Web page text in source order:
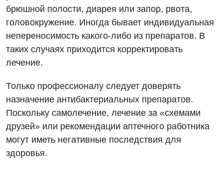
Онкологическое отделение
Ортопедия и травматология
Отделение интенсивной терапии
Отделение неотложных состояний
Офтальмологическое отделение
Педиатрическое отделение
брюшной полости, диарея или запор, рвота,
головокружение. Иногда бывает индивидуальная
непереносимость какого-либо из препаратов. В
таких случаях приходится корректировать
лечение.
Только профессионалу следует доверять
назначение антибактериальных препаратов.
Поскольку самолечение, лечение за «схемами
друзей» или рекомендации аптечного работника
могут иметь негативные последствия для
здоровья.